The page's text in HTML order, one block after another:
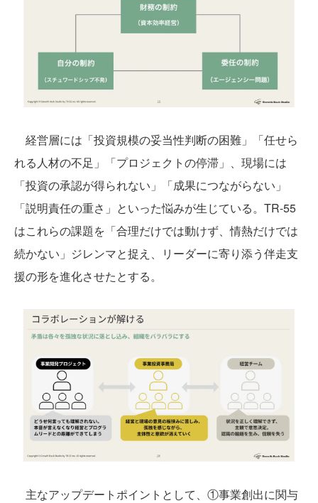
経営層には「投資規模の妥当性判断の困難」「任せら
れる人材の不足」「プロジェクトの停滞」、現場には
「投資の承認が得られない」「成果につながらない」
「説明責任の重さ」といった悩みが生じている。TR-55
はこれらの課題を「合理だけでは動けず、情熱だけでは
続かない」ジレンマと捉え、リーダーに寄り添う伴走支
援の形を進化させたとする。
主なアップデートポイントとして、①事業創出に関与